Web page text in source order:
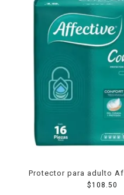
Protector para adulto
Pro desechable
$108.50